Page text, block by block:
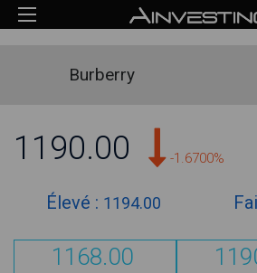
Burberry
1190.00 -1.6700%
Élevé : 1194.00
1168.00